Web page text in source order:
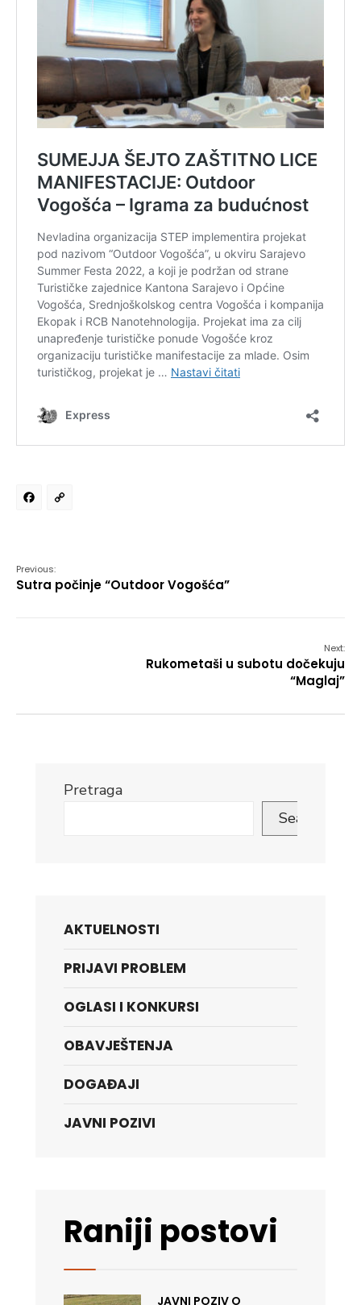
Facebook
Previous:
Sutra počinje “Outdoor Vogošća”
Next:
Rukometaši u subotu dočekuju
“Maglaj”
Pretraga
Search
AKTUELNOSTI
PRIJAVI PROBLEM
OGLASI I KONKURSI
OBAVJEŠTENJA
DOGAĐAJI
JAVNI POZIVI
Raniji postovi
JAVNI POZIV O